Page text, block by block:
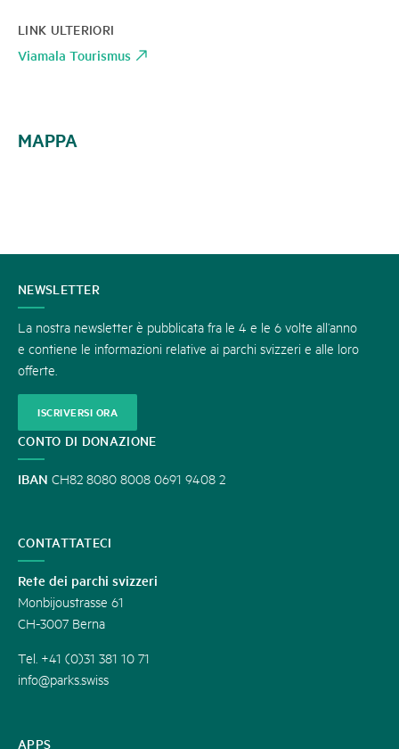
LINK ULTERIORI
Viamala Tourismus
MAPPA
CONTATTATECI
APPS
NEWSLETTER
La nostra newsletter è pubblicata fra le 4 e le 6 volte all’anno
e contiene le informazioni relative ai parchi svizzeri e alle loro
offerte.
ISCRIVERSI ORA
CONTO DI DONAZIONE
IBAN CH82 8080 8008 0691 9408 2
CONTATTATECI
Rete dei parchi svizzeri
Monbijoustrasse 61
CH-3007 Berna
Tel. +41 (0)31 381 10 71
info@parks.swiss